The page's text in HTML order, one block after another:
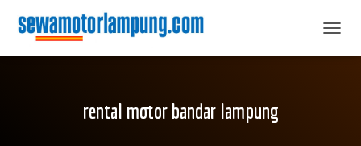
rental motor bandar lampung